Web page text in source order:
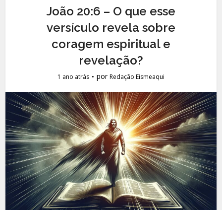
João 20:6 – O que esse
versículo revela sobre
coragem espiritual e
revelação?
1 ano atrás porRedação Eismeaqui